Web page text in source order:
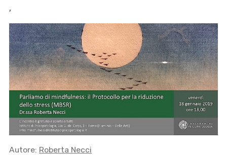
,
Autore: Roberta Necci